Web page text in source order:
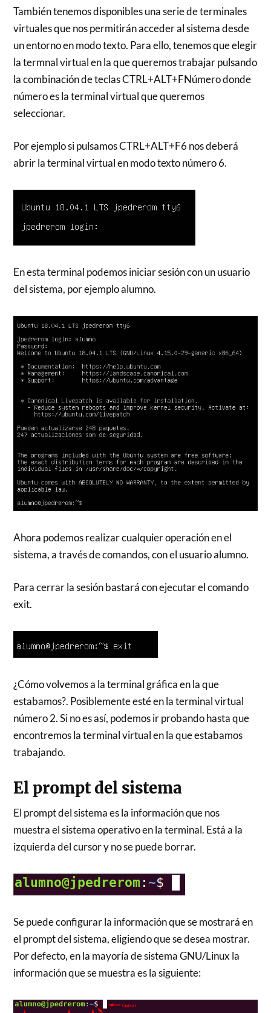
También tenemos disponibles una serie de terminales
virtuales que nos permitirán acceder al sistema desde
un entorno en modo texto. Para ello, tenemos que elegir
la termnal virtual en la que queremos trabajar pulsando
la combinación de teclas CTRL+ALT+FNúmero donde
número es la terminal virtual que queremos
seleccionar.
Por ejemplo si pulsamos CTRL+ALT+F6 nos deberá
abrir la terminal virtual en modo texto número 6.
En esta terminal podemos iniciar sesión con un usuario
del sistema, por ejemplo alumno.
Ahora podemos realizar cualquier operación en el
sistema, a través de comandos, con el usuario alumno.
Para cerrar la sesión bastará con ejecutar el comando
exit.
¿Cómo volvemos a la terminal gráfica en la que
estabamos?. Posiblemente esté en la terminal virtual
número 2. Si no es así, podemos ir probando hasta que
encontremos la terminal virtual en la que estabamos
trabajando.
El prompt del sistema
El prompt del sistema es la información que nos
muestra el sistema operativo en la terminal. Está a la
izquierda del cursor y no se puede borrar.
Se puede configurar la información que se mostrará en
el prompt del sistema, eligiendo que se desea mostrar.
Por defecto, en la mayoría de sistema GNU/Linux la
información que se muestra es la siguiente: